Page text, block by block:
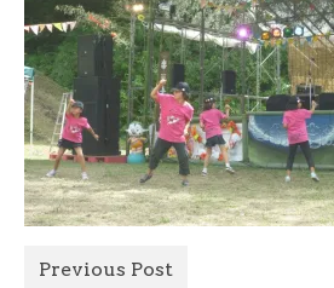
Official Site
Previous Post